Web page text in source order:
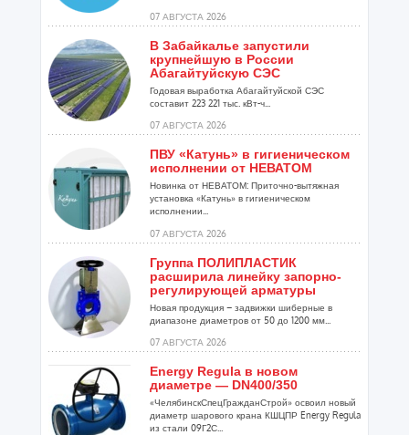
07 АВГУСТА 2026
В Забайкалье запустили
крупнейшую в России
Абагайтуйскую СЭС
Годовая выработка Абагайтуйской СЭС
составит 223 221 тыс. кВт-ч...
07 АВГУСТА 2026
ПВУ «Катунь» в гигиеническом
исполнении от НЕВАТОМ
Новинка от НЕВАТОМ: Приточно-вытяжная
установка «Катунь» в гигиеническом
исполнении...
07 АВГУСТА 2026
Группа ПОЛИПЛАСТИК
расширила линейку запорно-
регулирующей арматуры
Новая продукция – задвижки шиберные в
диапазоне диаметров от 50 до 1200 мм...
07 АВГУСТА 2026
Energy Regula в новом
диаметре — DN400/350
«ЧелябинскСпецГражданСтрой» освоил новый
диаметр шарового крана КШЦПР Energy Regula
из стали 09Г2С...